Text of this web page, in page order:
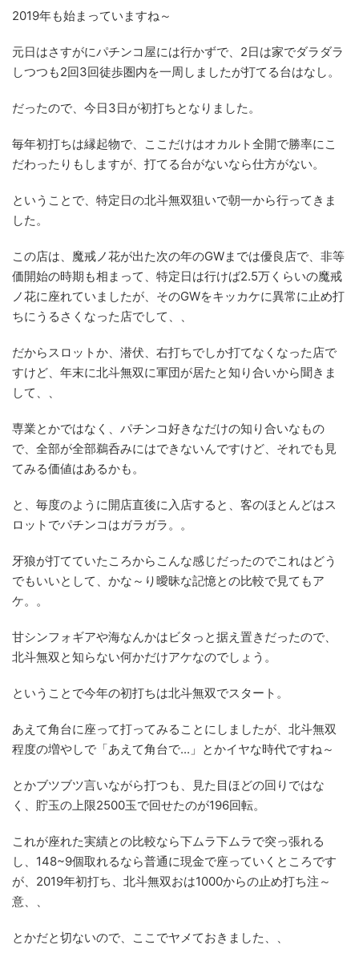
2019年も始まっていますね～
元日はさすがにパチンコ屋には行かずで、2日は家でダラダラ
しつつも2回3回徒歩圏内を一周しましたが打てる台はなし。
だったので、今日3日が初打ちとなりました。
毎年初打ちは縁起物で、ここだけはオカルト全開で勝率にこ
だわったりもしますが、打てる台がないなら仕方がない。
ということで、特定日の北斗無双狙いで朝一から行ってきま
した。
この店は、魔戒ノ花が出た次の年のGWまでは優良店で、非等
価開始の時期も相まって、特定日は行けば2.5万くらいの魔戒
ノ花に座れていましたが、そのGWをキッカケに異常に止め打
ちにうるさくなった店でして、、
だからスロットか、潜伏、右打ちでしか打てなくなった店で
すけど、年末に北斗無双に軍団が居たと知り合いから聞きま
して、、
専業とかではなく、パチンコ好きなだけの知り合いなもの
で、全部が全部鵜呑みにはできないんですけど、それでも見
てみる価値はあるかも。
と、毎度のように開店直後に入店すると、客のほとんどはス
ロットでパチンコはガラガラ。。
牙狼が打てていたころからこんな感じだったのでこれはどう
でもいいとして、かな～り曖昧な記憶との比較で見てもア
ケ。。
甘シンフォギアや海なんかはビタっと据え置きだったので、
北斗無双と知らない何かだけアケなのでしょう。
ということで今年の初打ちは北斗無双でスタート。
あえて角台に座って打ってみることにしましたが、北斗無双
程度の増やしで「あえて角台で...」とかイヤな時代ですね～
とかブツブツ言いながら打つも、見た目ほどの回りではな
く、貯玉の上限2500玉で回せたのが196回転。
これが座れた実績との比較なら下ムラ下ムラで突っ張れる
し、148~9個取れるなら普通に現金で座っていくところです
が、2019年初打ち、北斗無双おは1000からの止め打ち注～
意、、
とかだと切ないので、ここでヤメておきました、、